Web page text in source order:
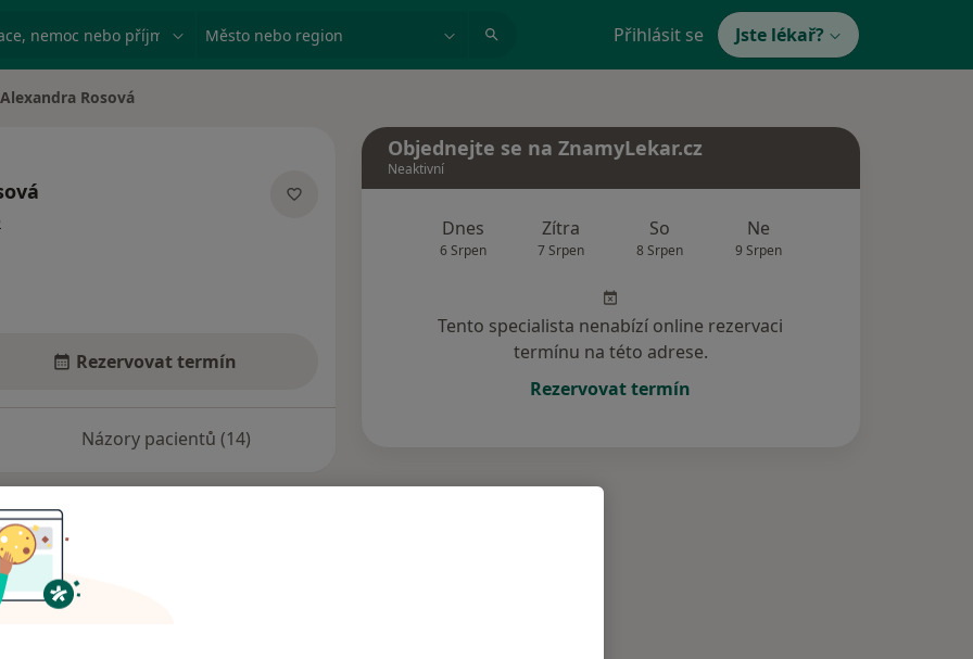
nemoc nebo příjmení Město nebo region Přihlásit se Jste lékař?
města
Alexandra Rosová
Rezervovat termín
Názory pacientů (14)
nejsou k dispozici
informace o svých službách.
Objednejte se na ZnamyLekar.cz
Neaktivní
Dnes
6 Srpen
Zítra
7 Srpen
So
8 Srpen
Ne
9 Srpen
Tento specialista nenabízí online rezervaci
termínu na této adrese.
Rezervovat termín